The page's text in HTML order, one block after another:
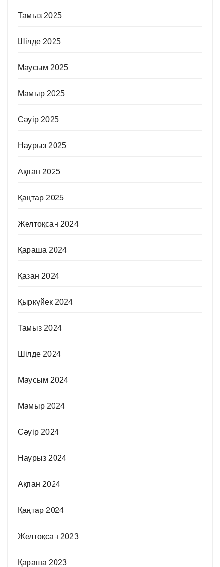
Тамыз 2025
Шілде 2025
Маусым 2025
Мамыр 2025
Сәуір 2025
Наурыз 2025
Ақпан 2025
Қаңтар 2025
Желтоқсан 2024
Қараша 2024
Қазан 2024
Қыркүйек 2024
Тамыз 2024
Шілде 2024
Маусым 2024
Мамыр 2024
Сәуір 2024
Наурыз 2024
Ақпан 2024
Қаңтар 2024
Желтоқсан 2023
Қараша 2023